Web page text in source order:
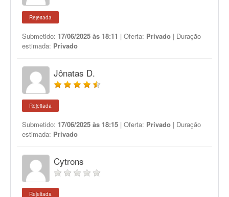
Rejeitada
Submetido: 17/06/2025 às 18:11 | Oferta: Privado | Duração
estimada: Privado
Jônatas D.
Rejeitada
Submetido: 17/06/2025 às 18:15 | Oferta: Privado | Duração
estimada: Privado
Cytrons
Rejeitada